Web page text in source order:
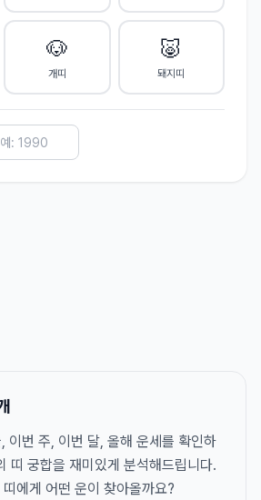
🐶
개띠
🐷
돼지띠
이번 주, 이번 달, 올해 운세를 확인하
띠 궁합을 재미있게 분석해드립니다.
에게 어떤 운이 찾아올까요?